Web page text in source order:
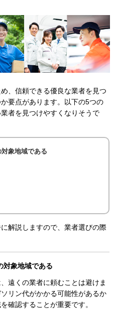
、信頼できる優良な業者を見つ
要点があります。以下の5つの
者を見つけやすくなりそうで
象地域である
解説しますので、業者選びの際
対象地域である
遠くの業者に頼むことは避けま
リン代がかかる可能性があるか
確認することが重要です。